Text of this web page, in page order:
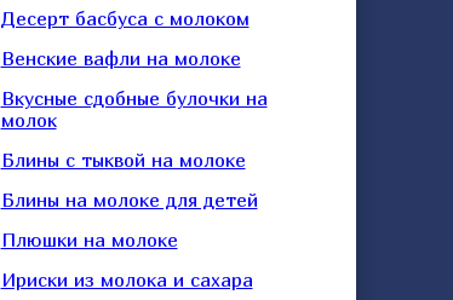
Десерт басбуса с молоком
Венские вафли на молоке
Вкусные сдобные булочки на
молок
Блины с тыквой на молоке
Блины на молоке для детей
Плюшки на молоке
Ириски из молока и сахара